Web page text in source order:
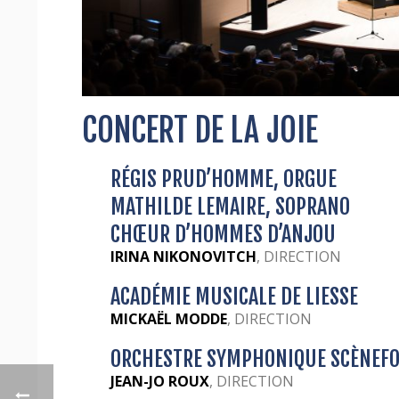
CONCERT DE LA JOIE
RÉGIS PRUD’HOMME, ORGUE
MATHILDE LEMAIRE, SOPRANO
CHŒUR D’HOMMES D’ANJOU
IRINA NIKONOVITCH, DIRECTION
ACADÉMIE MUSICALE DE LIESSE
MICKAËL MODDE, DIRECTION
ORCHESTRE SYMPHONIQUE
JEAN-JO ROUX, DIRECTION